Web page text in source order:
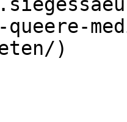
queere-
)